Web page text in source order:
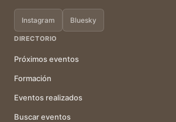
Instagram Bluesky
DIRECTORIO
Próximos eventos
Formación
Eventos realizados
Buscar eventos